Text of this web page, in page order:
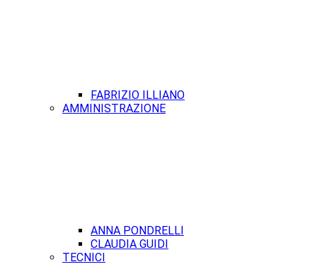
FABRIZIO ILLIANO
AMMINISTRAZIONE
ANNA PONDRELLI
CLAUDIA GUIDI
TECNICI